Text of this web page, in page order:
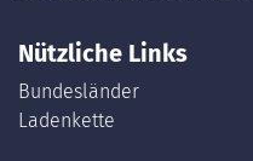
Nützliche Links
Bundesländer
Ladenkette